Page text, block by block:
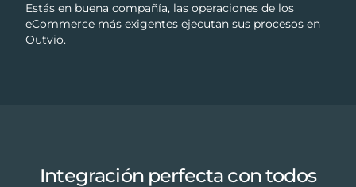
Estás en buena compañía, las operaciones de los
eCommerce más exigentes ejecutan sus procesos en
Outvio.
Integración perfecta con todos